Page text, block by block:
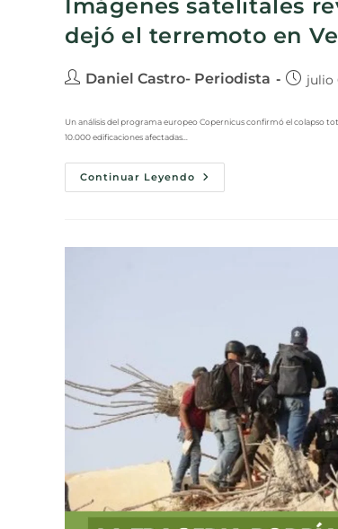
Imágenes satelitales
dejó el terremoto en
Daniel Castro- Periodista julio
Un análisis del programa europeo Copernicus confirmó el colapso
10.000 edificaciones afectadas…
Continuar Leyendo